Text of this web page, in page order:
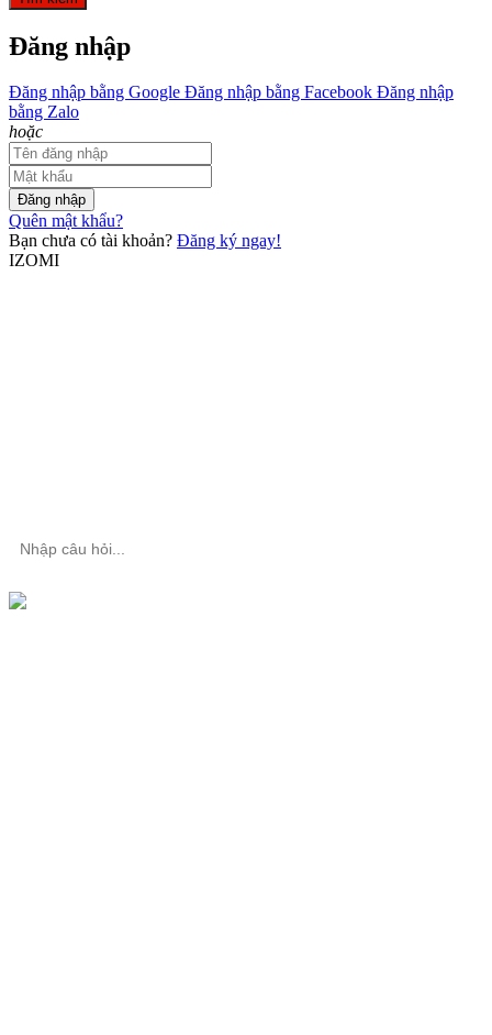
Đăng nhập
Đăng nhập bằng Google Đăng nhập bằng Facebook Đăng nhập
bằng Zalo
hoặc
Đăng nhập
Quên mật khẩu?
Bạn chưa có tài khoản? Đăng ký ngay!
IZOMI